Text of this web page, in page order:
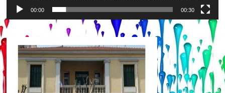
00:00 00:30